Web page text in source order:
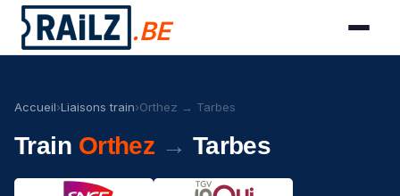
.BE
Accueil›Liaisons train›Orthez → Tarbes
Train Orthez → Tarbes